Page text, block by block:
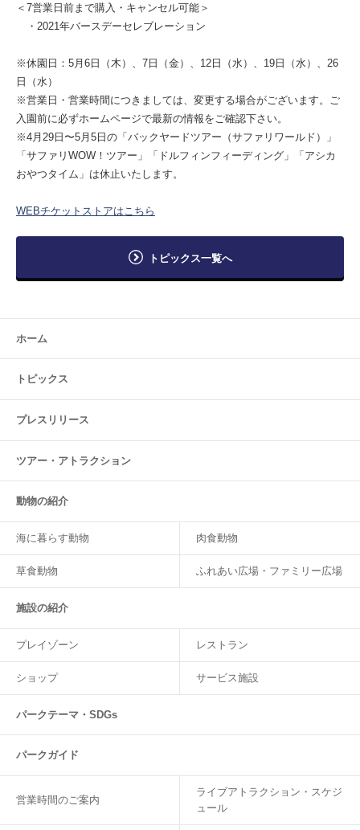
＜7営業日前まで購入・キャンセル可能＞
・2021年バースデーセレブレーション
※休園日：5月6日（木）、7日（金）、12日（水）、19日（水）、26
日（水）
※営業日・営業時間につきましては、変更する場合がございます。ご
入園前に必ずホームページで最新の情報をご確認下さい。
※4月29日〜5月5日の「バックヤードツアー（サファリワールド）」
「サファリWOW！ツアー」「ドルフィンフィーディング」「アシカ
おやつタイム」は休止いたします。
WEBチケットストアはこちら
トピックス一覧へ
ホーム
トピックス
プレスリリース
ツアー・ アトラクション
動物の紹介
海に暮らす動物 肉食動物
草食動物 ふれあい広場・ファミリー広場
施設の紹介
プレイゾーン レストラン
ショップ サービス施設
パークテーマ・SDGs
パークガイド
営業時間のご案内
ライブアトラクション・スケジ
ュール